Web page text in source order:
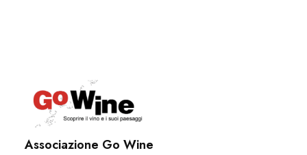
Associazione Go Wine